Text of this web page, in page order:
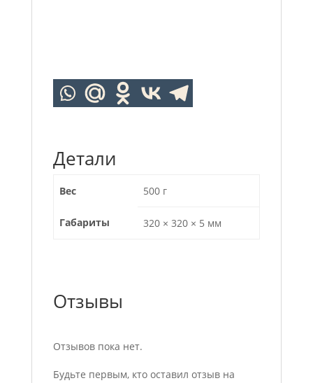
Детали
Вес 500 г
Габариты 320 × 320 × 5 мм
Отзывы
Отзывов пока нет.
Будьте первым, кто оставил отзыв на